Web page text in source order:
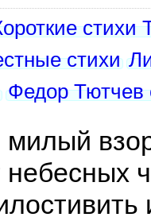
стихи
стихи
Федор Тютчев